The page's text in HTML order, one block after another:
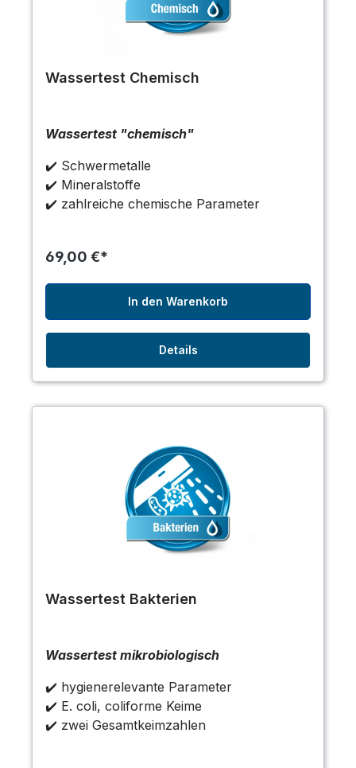
Wassertest Chemisch
Wassertest "chemisch"
✔️ Schwermetalle
✔️ Mineralstoffe
✔️ zahlreiche chemische Parameter
69,00 €*
In den Warenkorb
Details
Wassertest Bakterien
Wassertest mikrobiologisch
✔️ hygienerelevante Parameter
✔️ E. coli, coliforme Keime
✔️ zwei Gesamtkeimzahlen